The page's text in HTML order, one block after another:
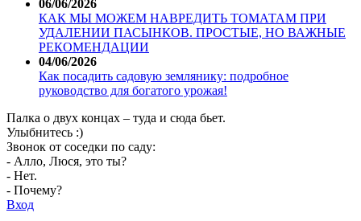
06/06/2026
КАК МЫ МОЖЕМ НАВРЕДИТЬ ТОМАТАМ ПРИ
УДАЛЕНИИ ПАСЫНКОВ. ПРОСТЫЕ, НО ВАЖНЫЕ
РЕКОМЕНДАЦИИ
04/06/2026
Как посадить садовую землянику: подробное
руководство для богатого урожая!
Палка о двух концах – туда и сюда бьет.
Улыбнитесь :)
Звонок от соседки по саду:
- Алло, Люся, это ты?
- Нет.
- Почему?
Вход